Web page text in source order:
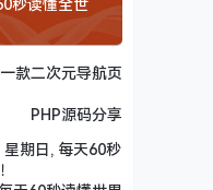
款二次元导航页
PHP源码分享
期日, 每天60秒